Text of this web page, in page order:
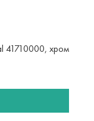
41710000, хром